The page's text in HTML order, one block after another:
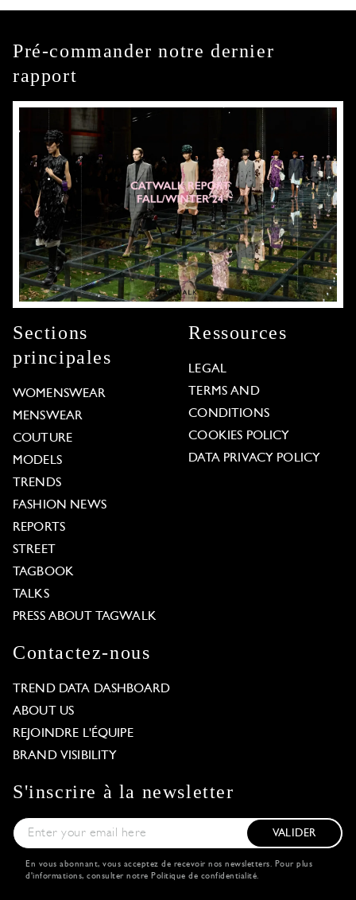
Pré-commander notre dernier
rapport
Sections
principales
WOMENSWEAR
MENSWEAR
COUTURE
MODELS
TRENDS
FASHION NEWS
REPORTS
STREET
TAGBOOK
TALKS
PRESS ABOUT TAGWALK
Ressources
LEGAL
TERMS AND
CONDITIONS
COOKIES POLICY
DATA PRIVACY POLICY
Contactez-nous
TREND DATA DASHBOARD
ABOUT US
REJOINDRE L'ÉQUIPE
BRAND VISIBILITY
S'inscrire à la newsletter
VALIDER
En vous abonnant, vous acceptez de recevoir nos newsletters. Pour plus
d'informations, consulter notre Politique de confidentialité.